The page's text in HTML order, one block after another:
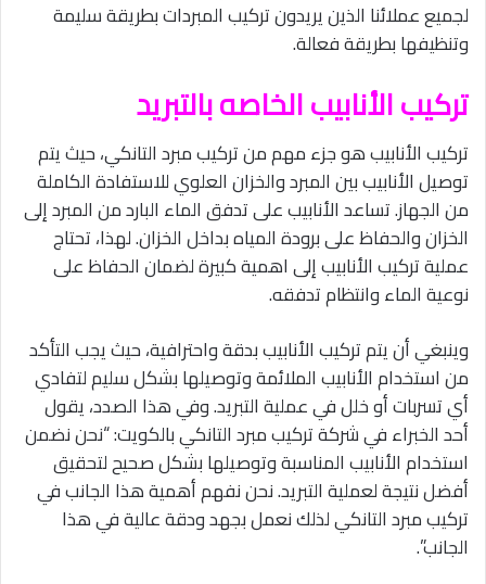
لجميع عملائنا الذين يريدون تركيب المبردات بطريقة سليمة
وتنظيفها بطريقة فعالة.
تركيب الأنابيب الخاصه بالتبريد
تركيب الأنابيب هو جزء مهم من تركيب مبرد التانكي، حيث يتم
توصيل الأنابيب بين المبرد والخزان العلوي للاستفادة الكاملة
من الجهاز. تساعد الأنابيب على تدفق الماء البارد من المبرد إلى
الخزان والحفاظ على برودة المياه بداخل الخزان. لهذا، تحتاج
عملية تركيب الأنابيب إلى اهمية كبيرة لضمان الحفاظ على
نوعية الماء وانتظام تدفقه.
وينبغي أن يتم تركيب الأنابيب بدقة واحترافية، حيث يجب التأكد
من استخدام الأنابيب الملائمة وتوصيلها بشكل سليم لتفادي
أي تسربات أو خلل في عملية التبريد. وفي هذا الصدد، يقول
أحد الخبراء في شركة تركيب مبرد التانكي بالكويت: “نحن نضمن
استخدام الأنابيب المناسبة وتوصيلها بشكل صحيح لتحقيق
أفضل نتيجة لعملية التبريد. نحن نفهم أهمية هذا الجانب في
تركيب مبرد التانكي لذلك نعمل بجهد ودقة عالية في هذا
الجانب”.